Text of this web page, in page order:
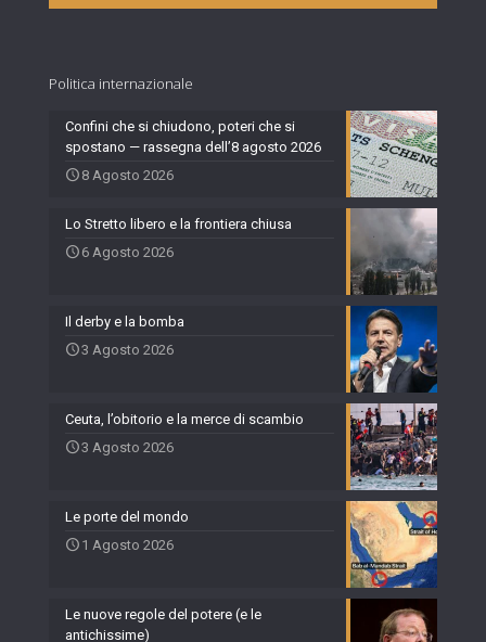
Politica internazionale
Confini che si chiudono, poteri che si
spostano — rassegna dell’8 agosto 2026
8 Agosto 2026
Lo Stretto libero e la frontiera chiusa
6 Agosto 2026
Il derby e la bomba
3 Agosto 2026
Ceuta, l’obitorio e la merce di scambio
3 Agosto 2026
Le porte del mondo
1 Agosto 2026
Le nuove regole del potere (e le
antichissime)